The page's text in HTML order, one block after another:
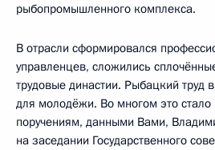
рыбопромышленного комплекса.
В отрасли сформировался
управленцев, сложились
трудовые династии. Рыбацкий труд
для молодёжи. Во многом это
поручениям, данными Вами,
на заседании Государственного